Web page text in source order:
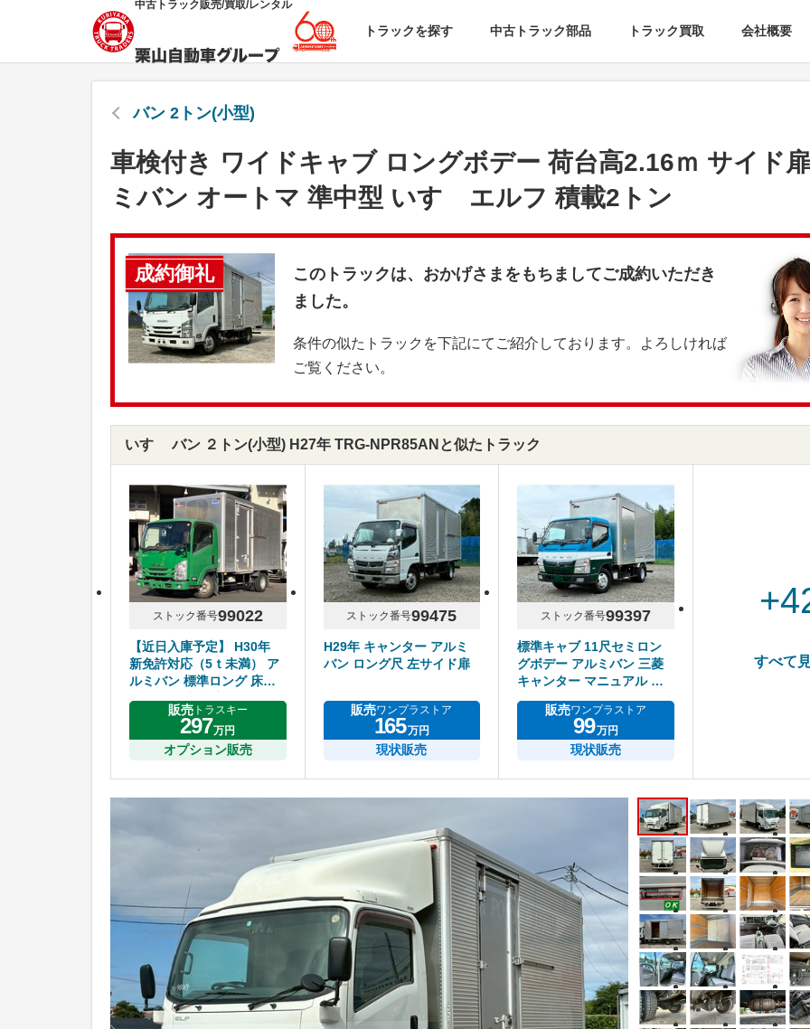
中古トラック販売/買取/レンタル
トラックを探す 中古トラック部品 トラック買取 会社概要
バン 2トン(小型)
車検付き ワイドキャブ ロングボデー 荷台高2.16ｍ サイド
ミバン オートマ 準中型 いすゞエルフ 積載2トン
成約御礼
このトラックは、おかげさまをもちましてご成約いただき
ました。
条件の似たトラックを下記にてご紹介しております。よろしければ
ご覧ください。
いすゞ バン ２トン(小型) H27年 TRG-NPR85ANと似たトラック
ストック番号99022
【近日入庫予定】 H30年
新免許対応（5ｔ未満） ア
ルミバン 標準ロング 床鉄
板 サイド扉 内高218cm 5
速マニュアル いすゞエルフ
販売トラスキー
297万円
オプション販売
ストック番号99475
H29年 キャンター アルミ
バン ロング尺 左サイド扉
販売ワンプラストア
165万円
現状販売
ストック番号99397
標準キャブ 11尺セミロン
グボデー アルミバン 三菱
キャンター マニュアル 積
載2トン
販売ワンプラストア
99万円
現状販売
すべて